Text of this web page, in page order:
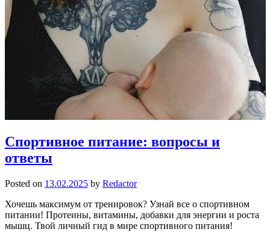
Спортивное питание: вопросы и
ответы
Posted on 13.02.2025 by Redactor
Хочешь максимум от тренировок? Узнай все о спортивном
питании! Протеины, витамины, добавки для энергии и роста
мышц. Твой личный гид в мире спортивного питания!